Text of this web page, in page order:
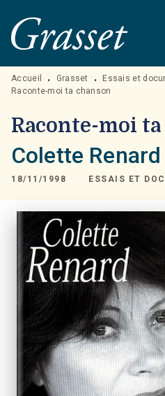
MENU RECHERCHE
PIED DE PAGE
Accueil • Grasset • Essais et
Raconte-moi ta chanson
Raconte-moi
Colette Renard
18/11/1998 ESSAIS ET